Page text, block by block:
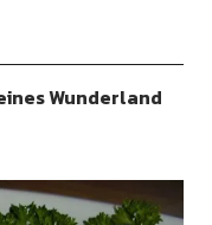
Wunderland